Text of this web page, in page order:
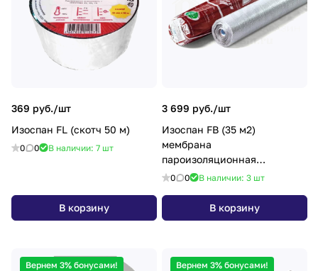
369 руб./шт
Изоспан FL (скотч 50 м)
0 0 В наличии: 7 шт
В корзину
3 699 руб./шт
Изоспан FB (35 м2)
мембрана
пароизоляционная
отражающая для саун и бань
0 0 В наличии: 3 шт
В корзину
Вернем 3% бонусами! Вернем 3% бонусами!